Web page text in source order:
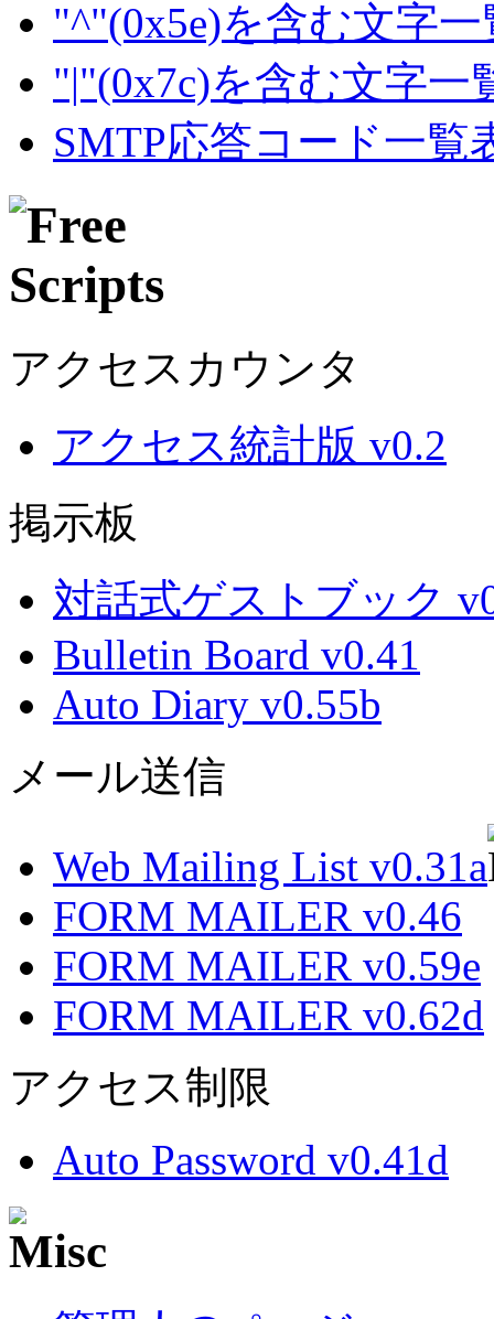
"^"(0x5e)を含む文字一
"|"(0x7c)を含む文字一
SMTP応答コード一覧
アクセスカウンタ
アクセス統計版 v0.2
掲示板
対話式ゲストブック
Bulletin Board v0.41
Auto Diary v0.55b
メール送信
Web Mailing List v0.31a
FORM MAILER v0.46
FORM MAILER v0.59e
FORM MAILER v0.62d
アクセス制限
Auto Password v0.41d